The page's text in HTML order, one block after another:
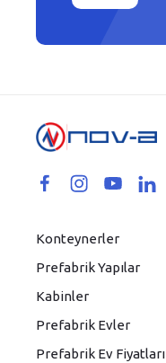
Konteynerler
Prefabrik Yapılar
Kabinler
Prefabrik Evler
Prefabrik Ev Fiyatları